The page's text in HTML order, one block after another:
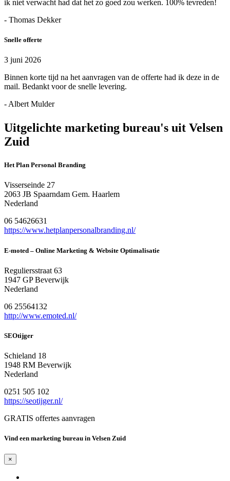
ik niet verwacht had dat het zo goed zou werken. 100% tevreden!
- Thomas Dekker
Snelle offerte
3 juni 2026
Binnen korte tijd na het aanvragen van de offerte had ik deze in de
mail. Bedankt voor de snelle levering.
- Albert Mulder
Uitgelichte marketing bureau's uit Velsen
Zuid
Het Plan Personal Branding
Visserseinde 27
2063 JB Spaarndam Gem. Haarlem
Nederland
06 54626631
https://www.hetplanpersonalbranding.nl/
E-moted – Online Marketing & Website Optimalisatie
Reguliersstraat 63
1947 GP Beverwijk
Nederland
06 25564132
http://www.emoted.nl/
SEOtijger
Schieland 18
1948 RM Beverwijk
Nederland
0251 505 102
https://seotijger.nl/
GRATIS offertes aanvragen
Vind een marketing bureau in Velsen Zuid
×